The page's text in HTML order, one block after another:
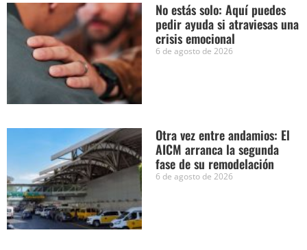
No estás solo: Aquí puedes
pedir ayuda si atraviesas una
crisis emocional
6 de agosto de 2026
Otra vez entre andamios: El
AICM arranca la segunda
fase de su remodelación
6 de agosto de 2026